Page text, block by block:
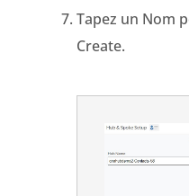
Tapez un Nom
Create.